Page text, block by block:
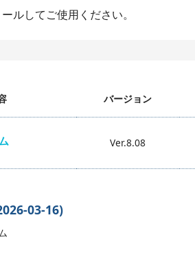
ルしてご使用ください。
バージョン
Ver.8.08
03-16)